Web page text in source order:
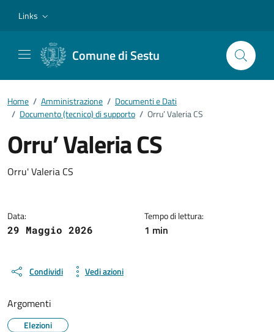
Links
Comune di Sestu
Home / Amministrazione / Documenti e Dati
/ Documento (tecnico) di supporto / Orru’ Valeria CS
Orru’ Valeria CS
Dettagli del documento
Orru' Valeria CS
Data:
29 Maggio 2026
Tempo di lettura:
1 min
Condividi Vedi azioni
Argomenti
Elezioni